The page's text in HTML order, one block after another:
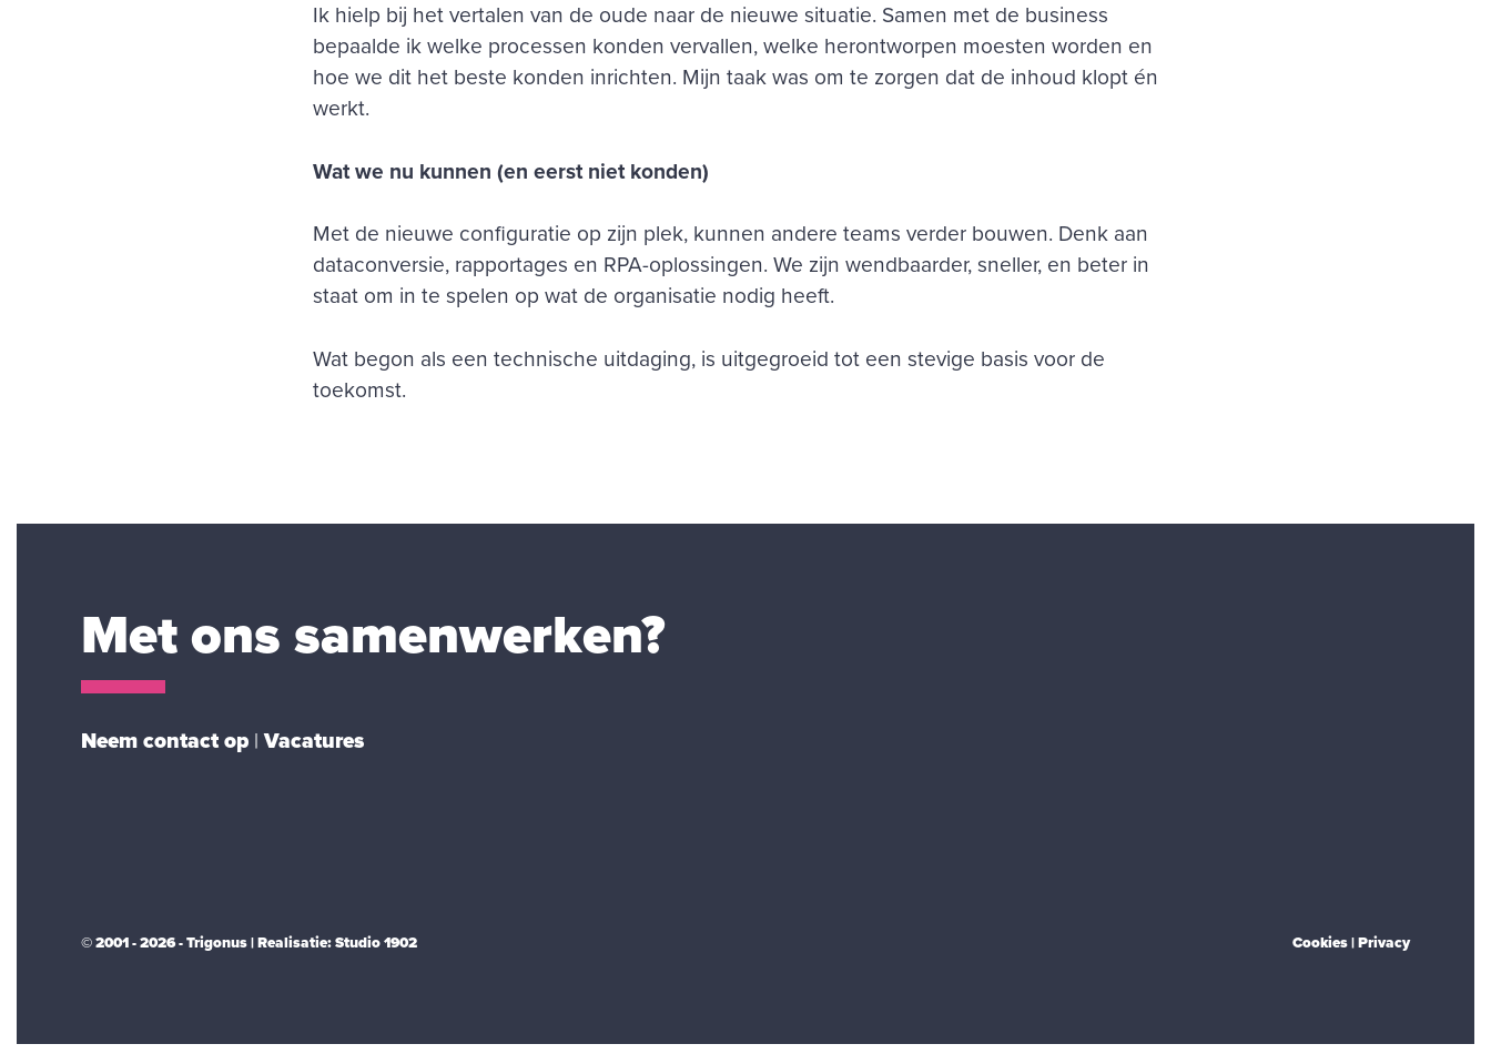
Ik hielp bij het vertalen van de oude naar de nieuwe situatie. Samen met de business
bepaalde ik welke processen konden vervallen, welke herontworpen moesten worden en
hoe we dit het beste konden inrichten. Mijn taak was om te zorgen dat de inhoud klopt én
werkt.
Wat we nu kunnen (en eerst niet konden)
Met de nieuwe configuratie op zijn plek, kunnen andere teams verder bouwen. Denk aan
dataconversie, rapportages en RPA-oplossingen. We zijn wendbaarder, sneller, en beter in
staat om in te spelen op wat de organisatie nodig heeft.
Wat begon als een technische uitdaging, is uitgegroeid tot een stevige basis voor de
toekomst.
Met ons samenwerken?
Neem contact op|Vacatures
© 2001 - 2026 - Trigonus | Realisatie:Studio 1902 Cookies Privacy